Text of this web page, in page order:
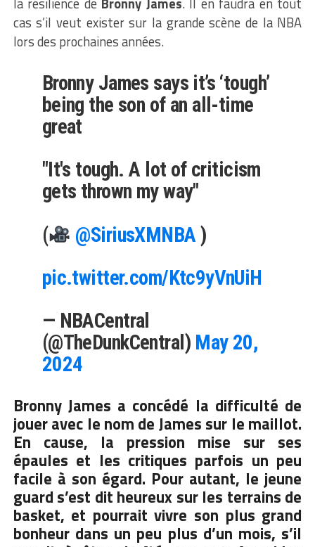
cas s’il veut exister sur la grande scène de la NBA
lors des prochaines années.
Bronny James says it’s ‘tough’
being the son of an all-time
great
"It's tough. A lot of criticism
gets thrown my way"
(
@SiriusXMNBA )
pic.twitter.com/Ktc9yVnUiH
— NBACentral
(@TheDunkCentral) May 20,
2024
Bronny James a concédé la difficulté de
jouer avec le nom de James sur le maillot.
En cause, la pression mise sur ses
épaules et les critiques parfois un peu
facile à son égard. Pour autant, le jeune
guard s’est dit heureux sur les terrains de
basket, et pourrait vivre son plus grand
bonheur dans un peu plus d’un mois, s’il